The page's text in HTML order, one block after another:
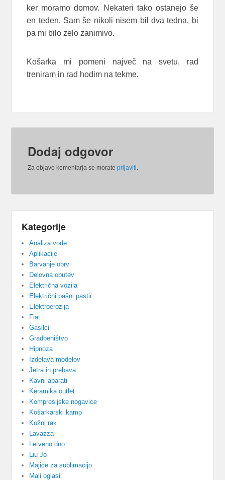
ker moramo domov. Nekateri tako ostanejo še
en teden. Sam še nikoli nisem bil dva tedna, bi
pa mi bilo zelo zanimivo.
Košarka mi pomeni največ na svetu, rad
treniram in rad hodim na tekme.
Dodaj odgovor
Za objavo komentarja se morateprijaviti
Kategorije
Analiza vode
Aplikacije
Barvanje obrvi
Delovna obutev
Električna vozila
Električni pašni pastir
Elektroerozija
Fiat
Gasilci
Gradbeništvo
Hipnoza
Izdelava modelov
Jetra in prebava
Kavni aparati
Keramika outlet
Kompresijske nogavice
Košarkarski kamp
Kožni rak
Lavazza
Letveno dno
Liu Jo
Majice za sublimacijo
Mali oglasi